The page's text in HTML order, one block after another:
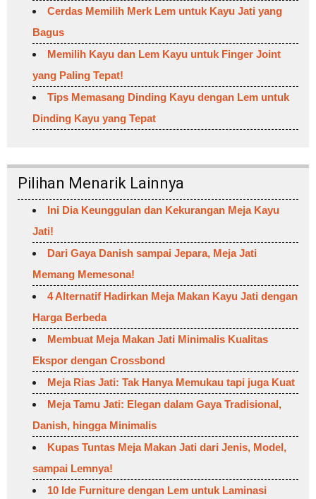
Cerdas Memilih Merk Lem untuk Kayu Jati yang
Bagus
Memilih Kayu dan Lem Kayu untuk Finger Joint
yang Paling Tepat!
Tips Memasang Dinding Kayu dengan Lem untuk
Dinding Kayu yang Tepat
Pilihan Menarik Lainnya
Ini Dia Keunggulan dan Kekurangan Meja Kayu
Jati!
Dari Gaya Danish sampai Jepara, Meja Jati
Memang Memesona!
4 Alternatif Hadirkan Meja Makan Kayu Jati dengan
Harga Berbeda
Membuat Meja Makan Jati Minimalis Kualitas
Ekspor dengan Crossbond
Meja Rias Jati: Tak Hanya Memukau tapi juga Kuat
Meja Tamu Jati: Elegan dalam Gaya Tradisional,
Danish, hingga Minimalis
Kupas Tuntas Meja Makan Jati dari Jenis, Model,
sampai Lemnya!
10 Ide Furniture dengan Lem untuk Laminasi